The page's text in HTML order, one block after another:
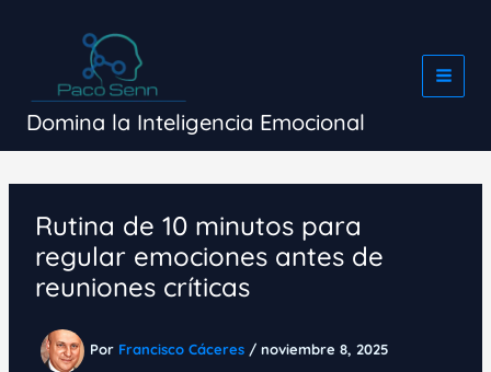
Domina la Inteligencia Emocional
Rutina de 10 minutos para
regular emociones antes de
reuniones críticas
Por Francisco Cáceres / noviembre 8, 2025